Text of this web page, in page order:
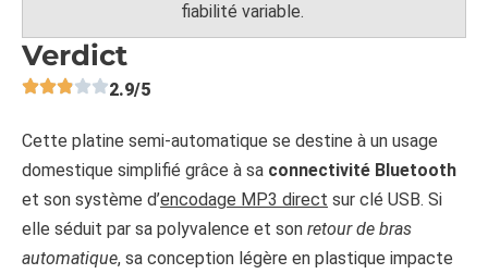
fiabilité variable.
Verdict
2.9/5
Cette platine semi-automatique se destine à un usage
domestique simplifié grâce à sa connectivité Bluetooth
et son système d’encodage MP3 direct sur clé USB. Si
elle séduit par sa polyvalence et son retour de bras
automatique, sa conception légère en plastique impacte